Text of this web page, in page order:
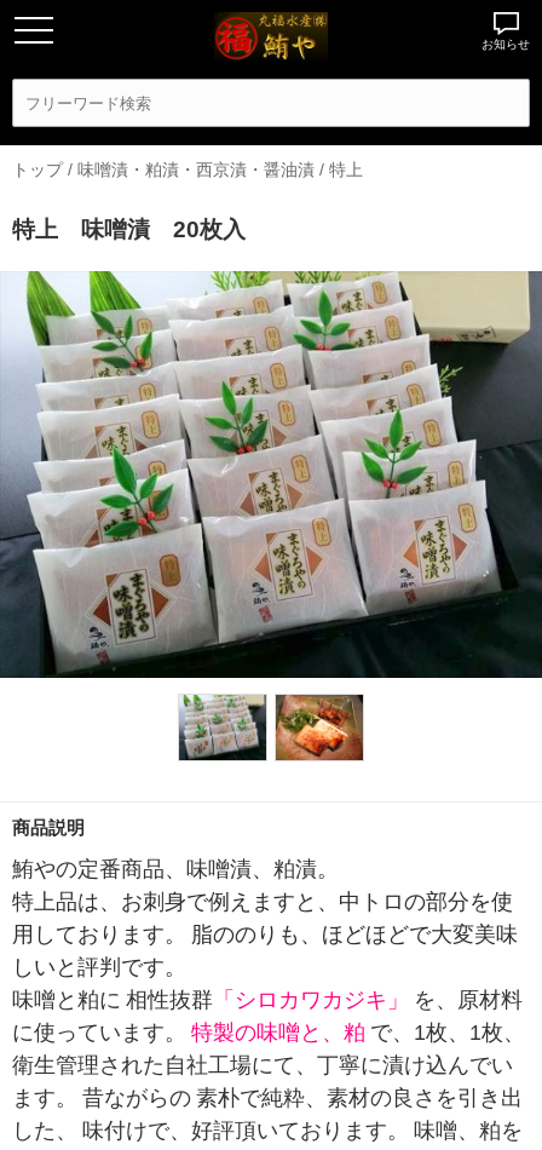
お知らせ
トップ/ 味噌漬・粕漬・西京漬・醤油漬 / 特上
特上 味噌漬 20枚入
商品説明
鮪やの定番商品、味噌漬、粕漬。
特上品は、お刺身で例えますと、中トロの部分を使
用しております。
脂ののりも、ほどほどで大変美味
しいと評判です。
味噌と粕に 相性抜群 「シロカワカジキ」
を、原材料
に使っています。
特製の味噌と、粕 で、1枚、1枚、
衛生管理された自社工場にて、丁寧に漬け込んでい
ます。
昔ながらの 素朴で純粋、素材の良さを引き出
した、
味付けで、好評頂いております。
味噌、粕を